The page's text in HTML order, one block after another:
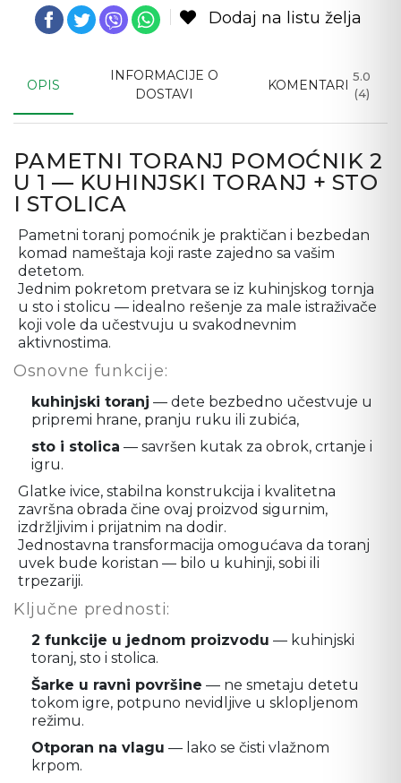
Dodaj na listu želja
OPIS
INFORMACIJE O
DOSTAVI
KOMENTARI
5.0
(4)
PAMETNI TORANJ POMOĆNIK 2
U 1 — KUHINJSKI TORANJ + STO
I STOLICA
Pametni toranj pomoćnik je praktičan i bezbedan
komad nameštaja koji raste zajedno sa vašim
detetom.
Jednim pokretom pretvara se iz kuhinjskog tornja
u sto i stolicu — idealno rešenje za male istraživače
koji vole da učestvuju u svakodnevnim
aktivnostima.
Osnovne funkcije:
kuhinjski toranj — dete bezbedno učestvuje u
pripremi hrane, pranju ruku ili zubića,
sto i stolica — savršen kutak za obrok, crtanje i
igru.
Glatke ivice, stabilna konstrukcija i kvalitetna
završna obrada čine ovaj proizvod sigurnim,
izdržljivim i prijatnim na dodir.
Jednostavna transformacija omogućava da toranj
uvek bude koristan — bilo u kuhinji, sobi ili
trpezariji.
Ključne prednosti:
2 funkcije u jednom proizvodu — kuhinjski
toranj, sto i stolica.
Šarke u ravni površine — ne smetaju detetu
tokom igre, potpuno nevidljive u sklopljenom
režimu.
Otporan na vlagu — lako se čisti vlažnom
krpom.